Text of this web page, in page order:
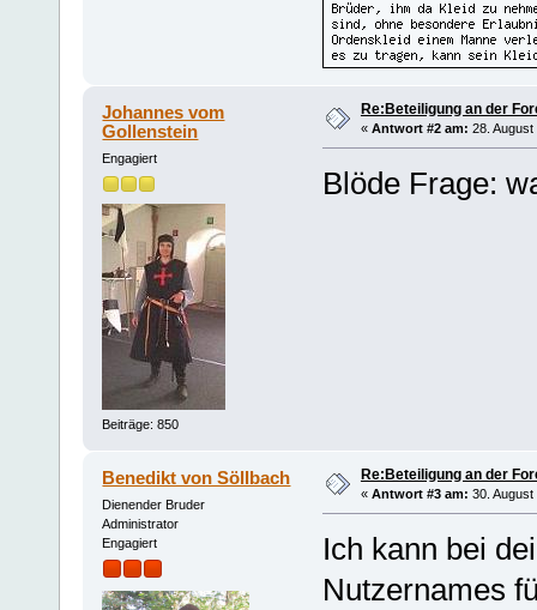
Johannes vom
Gollenstein
Engagiert
Beiträge: 850
Re:Beteiligung an der
« Antwort #2 am: 28.
Blöde Frage:
Benedikt von Söllbach
Dienender Bruder
Administrator
Engagiert
Re:Beteiligung an der
« Antwort #3 am: 30.
Ich kann bei
Nutzernames